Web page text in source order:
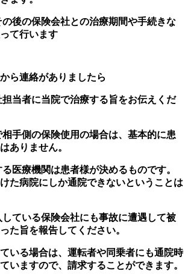
後の保険会社との治療期間や手続きな
て行います
ら連絡がありましたら
当者に当院で治療する旨をお伝えくだ
手側の保険使用の場合は、基本的に患
ありません。
医療機関は患者様が決めるものです。
た病院にしか通院できないということは
ている保険会社にも事故に遭遇して被
た旨を報告してください。
いる場合は、運転者や同乗者にも通院時
いますので、請求することができます。